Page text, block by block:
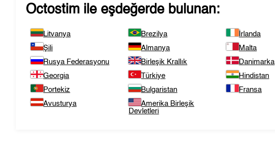
Octostim ile eşdeğerde bulunan:
Litvanya Brezilya İrlanda
Şili
Almanya Malta
Rusya Federasyonu
Birleşik Krallık Danimarka
Georgia
Türkiye Hindistan
Portekiz
Bulgaristan Fransa
Avusturya
Amerika Birleşik
Devletleri